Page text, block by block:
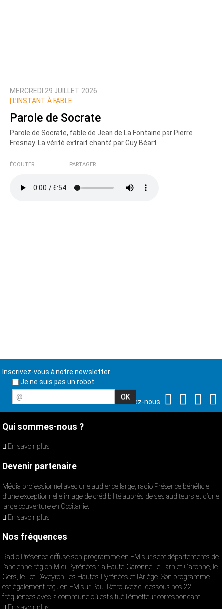
MERCREDI 29 JUILLET 2026
L’INSTANT À FABLE
Parole de Socrate
Parole de Socrate, fable de Jean de La Fontaine par Pierre
Fresnay. La vérité extrait chanté par Guy Béart
ÉCOUTER PARTAGER
Inscrivez-vous à notre newsletter
Je ne suis pas un robot
@
Suivez-nous
Qui sommes-nous ?
En savoir plus
Devenir partenaire
Média professionnel avec une audience large, radio Présence bénéficie
d’une exceptionnelle image de crédibilité auprès de ses auditeurs et d’une
large couverture en Occitanie.
En savoir plus
Nos fréquences
Radio Présence diffuse son programme en FM sur sept départements de
l’ancienne région Midi-Pyrénées : la Haute-Garonne, le Tarn et Garonne, le
Gers, le Lot, l’Aveyron, les Hautes-Pyrénées et l’Ariège. Son programme
est également reçu en FM sur Pau. Retrouvez ci-dessous nos 22
fréquences avec la commune où est situé l’émetteur correspondant.
En savoir plus